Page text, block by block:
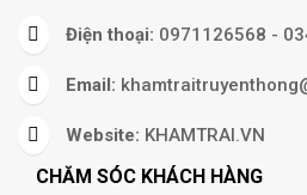
Điện thoại: 0971126568 -
Email:
Website: KHAMTRAI.VN
CHĂM SÓC KHÁCH HÀNG